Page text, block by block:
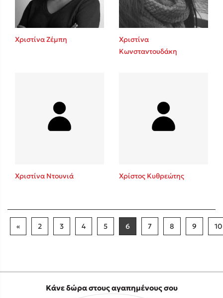
Χριστίνα Ζέμπη
Χριστίνα
Κωνσταντουδάκη
Χριστίνα Ντουνιά Χρίστος Κυθρεώτης
« 2 3 4 5 6 7 8 9 10
Κάνε δώρα στους αγαπημένους σου